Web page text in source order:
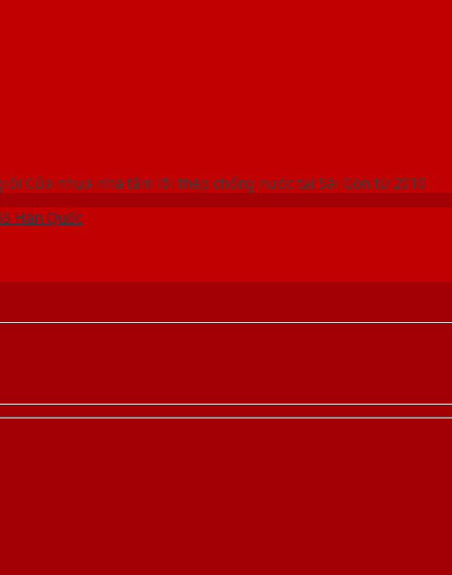
Cửa nhựa nhà tắm lõi thép chống nước tại Sài Gòn từ 2010
Hàn Quốc